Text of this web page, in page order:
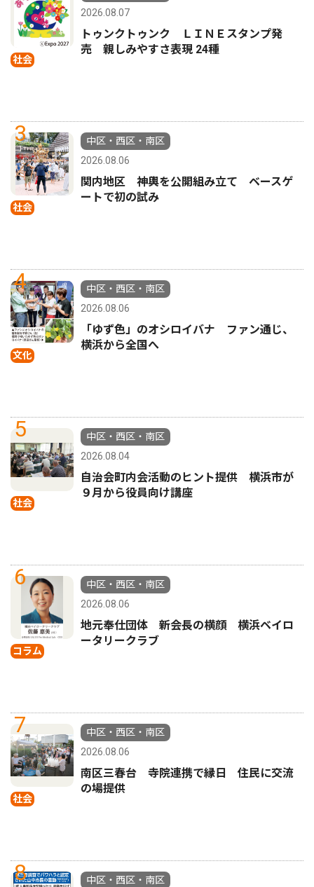
社会
2026.08.07
トゥンクトゥンク ＬＩＮＥスタンプ発
売 親しみやすさ表現 24種
3
社会
中区・西区・南区
2026.08.06
関内地区 神輿を公開組み立て ベースゲ
ートで初の試み
4
文化
中区・西区・南区
2026.08.06
「ゆず色」のオシロイバナ ファン通じ、
横浜から全国へ
5
社会
中区・西区・南区
2026.08.04
自治会町内会活動のヒント提供 横浜市が
９月から役員向け講座
6
コラム
中区・西区・南区
2026.08.06
地元奉仕団体 新会長の横顔 横浜ベイロ
ータリークラブ
7
社会
中区・西区・南区
2026.08.06
南区三春台 寺院連携で縁日 住民に交流
の場提供
8
中区・西区・南区